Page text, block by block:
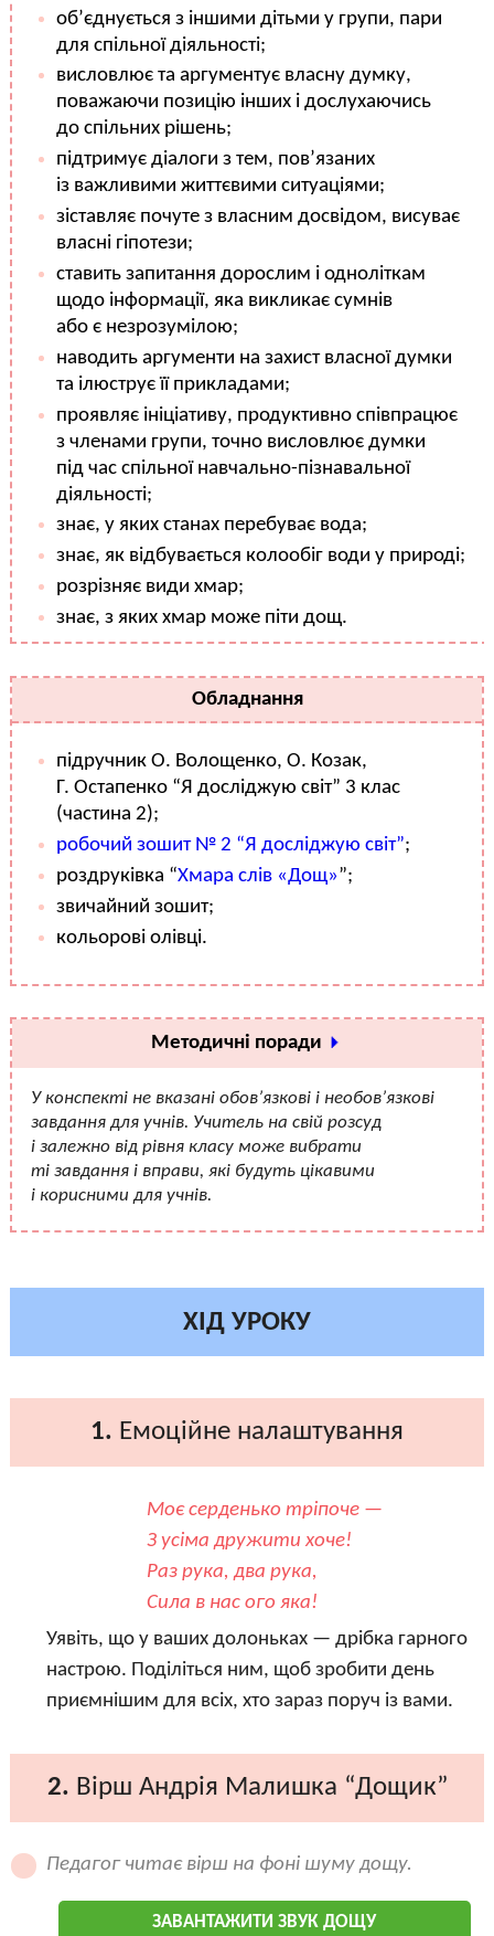
об’єднується з іншими дітьми у групи, пари
для спільної діяльності;
висловлює та аргументує власну думку,
поважаючи позицію інших і дослухаючись
до спільних рішень;
підтримує діалоги з тем, пов’язаних
із важливими життєвими ситуаціями;
зіставляє почуте з власним досвідом, висуває
власні гіпотези;
ставить запитання дорослим і одноліткам
щодо інформації, яка викликає сумнів
або є незрозумілою;
наводить аргументи на захист власної думки
та ілюструє її прикладами;
проявляє ініціативу, продуктивно співпрацює
з членами групи, точно висловлює думки
під час спільної навчально-пізнавальної
діяльності;
знає, у яких станах перебуває вода;
знає, як відбувається колообіг води у природі;
розрізняє види хмар;
знає, з яких хмар може піти дощ.
Обладнання
підручник О. Волощенко, О. Козак,
Г. Остапенко “Я досліджую світ” 3 клас
(частина 2);
робочий зошит № 2 “Я досліджую світ”;
роздруківка “Хмара слів «Дощ»”;
звичайний зошит;
кольорові олівці.
Методичні поради
У конспекті не вказані обов’язкові і необов’язкові
завдання для учнів. Учитель на свій розсуд
і залежно від рівня класу може вибрати
ті завдання і вправи, які будуть цікавими
і корисними для учнів.
ХІД УРОКУ
1. Емоційне налаштування
Моє серденько тріпоче —
З усіма дружити хоче!
Раз рука, два рука,
Сила в нас ого яка!
Уявіть, що у ваших долоньках — дрібка гарного
настрою. Поділіться ним, щоб зробити день
приємнішим для всіх, хто зараз поруч із вами.
2. Вірш Андрія Малишка “Дощик”
Педагог читає вірш на фоні шуму дощу.
ЗАВАНТАЖИТИ ЗВУК ДОЩУ